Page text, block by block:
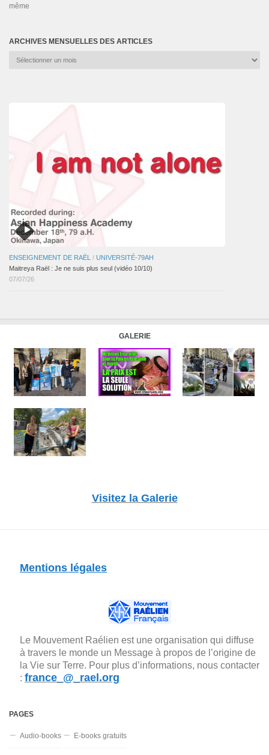
même
ARCHIVES MENSUELLES DES ARTICLES
Archives
ENSEIGNEMENT DE RAËL / UNIVERSITÉ-79AH
Maitreya Raël : Je ne suis plus seul (vidéo 10/10)
07/07/26
GALERIE
Visitez la Galerie
Mentions légales
Le Mouvement Raélien est une organisation qui diffuse
à travers le monde un Message à propos de l’origine de
la Vie sur Terre. Pour plus d’informations, nous contacter
: france_@_rael.org
PAGES
Audio-books E-books gratuits